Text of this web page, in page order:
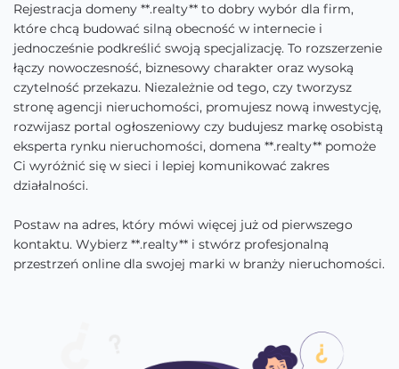
Rejestracja domeny **.realty** to dobry wybór dla firm,
które chcą budować silną obecność w internecie i
jednocześnie podkreślić swoją specjalizację. To rozszerzenie
łączy nowoczesność, biznesowy charakter oraz wysoką
czytelność przekazu. Niezależnie od tego, czy tworzysz
stronę agencji nieruchomości, promujesz nową inwestycję,
rozwijasz portal ogłoszeniowy czy budujesz markę osobistą
eksperta rynku nieruchomości, domena **.realty** pomoże
Ci wyróżnić się w sieci i lepiej komunikować zakres
działalności.
Postaw na adres, który mówi więcej już od pierwszego
kontaktu. Wybierz **.realty** i stwórz profesjonalną
przestrzeń online dla swojej marki w branży nieruchomości.